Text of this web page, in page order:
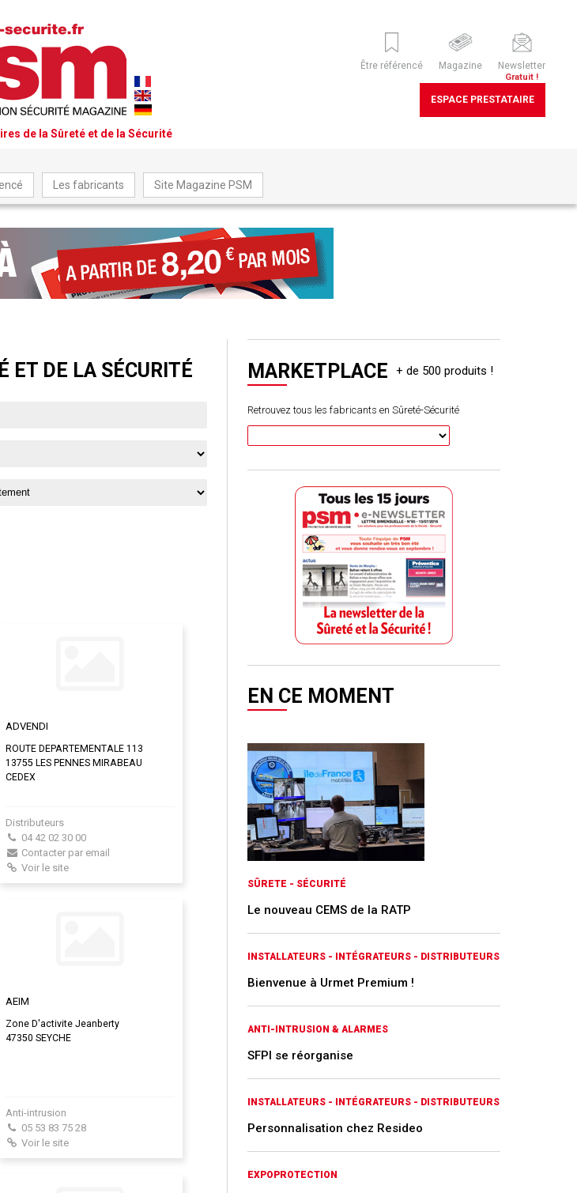
de la Sûreté et de la Sécurité
Être référencé Magazine Newsletter
Gratuit !
ESPACE PRESTATAIRE
Les fabricants Site Magazine PSM
ET DE LA SÉCURITÉ
ADVENDI
ROUTE DEPARTEMENTALE 113
13755 LES PENNES MIRABEAU
CEDEX
Distributeurs
04 42 02 30 00
Contacter par email
Voir le site
AEIM
Zone D'activite Jeanberty
47350 SEYCHE
Anti-intrusion
05 53 83 75 28
Voir le site
MARKETPLACE
Retrouvez tous les fabricants en Sûreté-Sécurité
EN CE MOMENT
SÛRETE - SÉCURITÉ
Le nouveau CEMS de la RATP
INSTALLATEURS - INTÉGRATEURS - DISTRIBUTEURS
Bienvenue à Urmet Premium !
ANTI-INTRUSION & ALARMES
SFPI se réorganise
INSTALLATEURS - INTÉGRATEURS - DISTRIBUTEURS
Personnalisation chez Resideo
EXPOPROTECTION